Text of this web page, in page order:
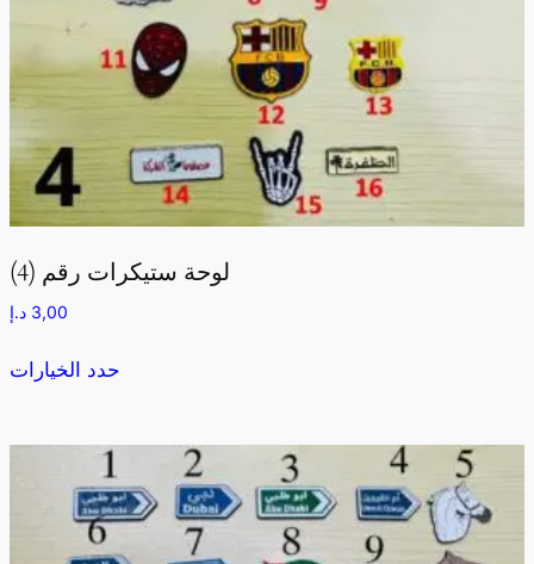
لوحة ستيكرات رقم (4)
3,00 د.إ
حدد الخيارات